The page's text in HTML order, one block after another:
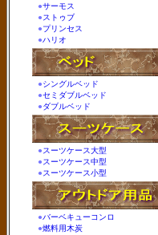
●サーモス
●ストゥブ
●プリンセス
●ハリオ
●シングルベッド
●セミダブルベッド
●ダブルベッド
●スーツケース大型
●スーツケース中型
●スーツケース小型
●バーベキューコンロ
●燃料用木炭